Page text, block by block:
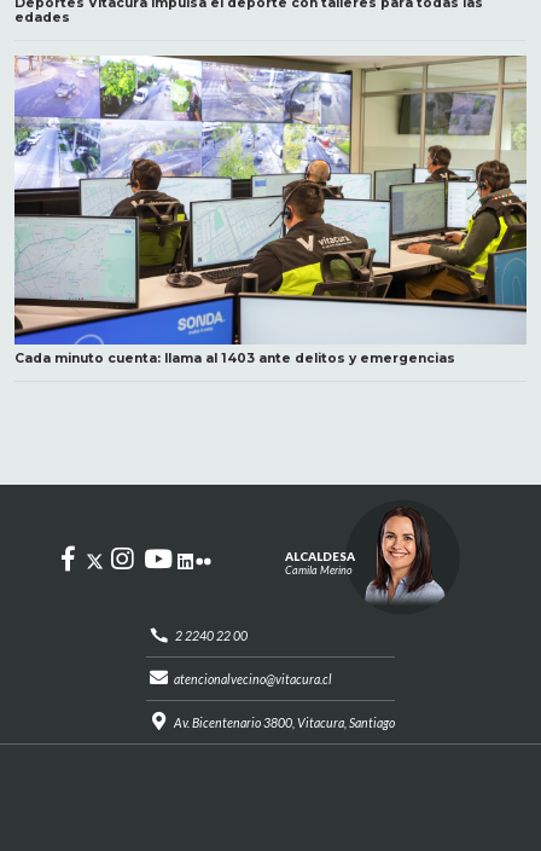
Deportes Vitacura impulsa el deporte con talleres para todas las
edades
Cada minuto cuenta: llama al 1403 ante delitos y emergencias
2 2240 22 00
atencionalvecino@vitacura.cl
Av. Bicentenario 3800, Vitacura, Santiago
ALCALDESA
Camila Merino